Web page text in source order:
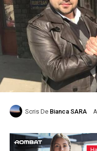
Scris De Bianca SARA